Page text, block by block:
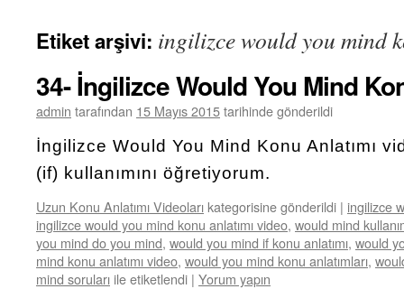
Etiket arşivi: ingilizce would you mind
34- İngilizce Would You Mind
admin tarafından 15 Mayıs 2015tarihinde gönderildi
İngilizce Would You Mind Konu Anlatımı
(if) kullanımını öğretiyorum.
Uzun Konu Anlatımı Videoları kategorisine gönderildi | ingilizce
ingilizce would you mind konu anlatımı video, would mind
you mind do you mind, would you mind if konu anlatımı, would
mind konu anlatımı video, would you mind konu anlatımları,
mind soruları ile etiketlendi | Yorum yapın